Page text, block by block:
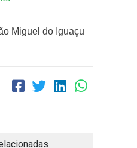
Miguel do Iguaçu